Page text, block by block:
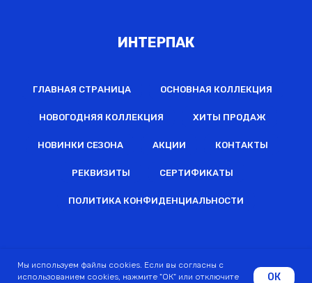
ИНТЕРПАК
ГЛАВНАЯ СТРАНИЦА ОСНОВНАЯ КОЛЛЕКЦИЯ
НОВОГОДНЯЯ КОЛЛЕКЦИЯ ХИТЫ ПРОДАЖ
НОВИНКИ СЕЗОНА АКЦИИ КОНТАКТЫ
РЕКВИЗИТЫ СЕРТИФИКАТЫ
ПОЛИТИКА КОНФИДЕНЦИАЛЬНОСТИ
Мы используем файлы cookies. Если вы согласны с
использованием cookies, нажмите "ОК" или отключите
ОК